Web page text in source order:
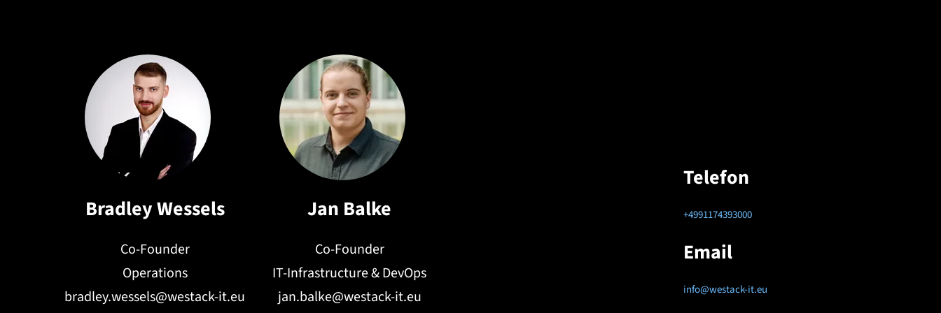
Bradley Wessels
Co-Founder
Operations
bradley.wessels@westack-it.eu
Jan Balke
Co-Founder
IT-Infrastructure & DevOps
jan.balke@westack-it.eu
Telefon
+4991174393000
Email
info@westack-it.eu